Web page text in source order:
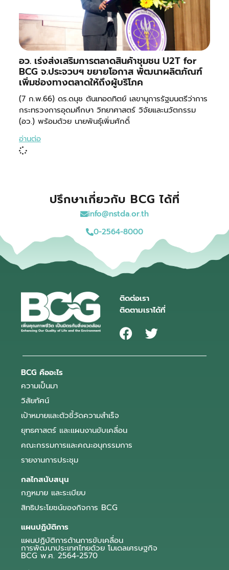
อว. เร่งส่งเสริมการตลาดสินค้าชุมชน U2T for
BCG จ.ประจวบฯ ขยายโอกาส พัฒนาผลิตภัณฑ์
เพิ่มช่องทางตลาดให้ถึงผู้บริโภค
(7 ก.พ.66) ดร.ดนุช ตันเทอดทิตย์ เลขานุการรัฐมนตรีว่าการ
กระทรวงการอุดมศึกษา วิทยาศาสตร์ วิจัยและนวัตกรรม
(อว.) พร้อมด้วย นายพันธุ์เพิ่มศักดิ์
อ่านต่อ
ปรึกษาเกี่ยวกับ BCG ได้ที่
info@nstda.or.th
0-2564-8000
ติดต่อเรา
ติดตามเราได้ที่
BCG คืออะไร
ความเป็นมา
วิสัยทัศน์
เป้าหมายและตัวชี้วัดความสำเร็จ
ยุทธศาสตร์ และแผนงานขับเคลื่อน
คณะกรรมการและคณะอนุกรรมการ
รายงานการประชุม
กลไกสนับสนุน
กฎหมาย และระเบียบ
สิทธิประโยชน์ของกิจการ BCG
แผนปฏิบัติการ
แผนปฏิบัติการด้านการขับเคลื่อน
การพัฒนาประเทศไทยด้วย โมเดลเศรษฐกิจ
BCG พ.ศ. 2564-2570